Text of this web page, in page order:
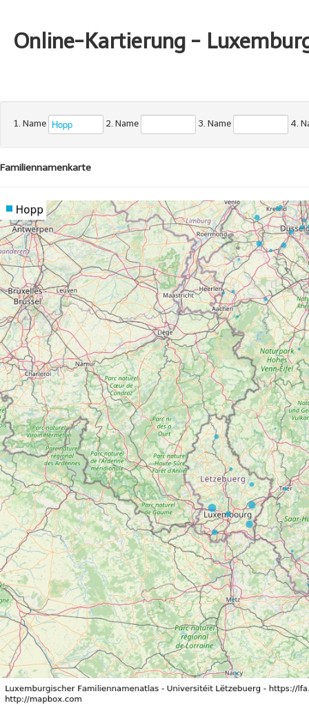
Online-Kartierung -
1. Name 2. Name 3. Name 4.
Familiennamenkarte